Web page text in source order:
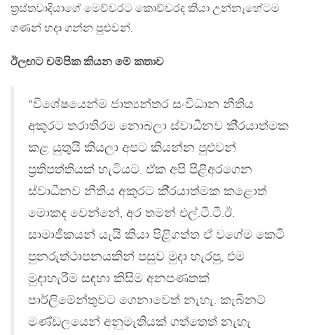
ත්‍රස්තවාදියාගේ මෙච්චරට කොච්චරද කියා උන්නැහේටම
ගණන් හදා ගන්න පුළුවන්.
ඊලඟට චම්පික කියන මේ කතාව
“විශේෂයෙන්ම ජාත්‍යන්තර සංවිධාන නීතිය
අකුරට තරාතිරම නොබලා ස්වාධීනව කි‍්‍රයාත්මක
කළ යුතුයි කියලා අපට කියන්න පුළුවන්
ප‍්‍රතිපත්තියක් හැටියට. ඒක අපි පිළිඅරගෙන
ස්වාධීනව නීතිය අකුරට කි‍්‍රයාත්මක කළොත්
මොකද වෙන්නේ, අර තමන් එල්.ටී.ටී.ඊ.
සාමාජිකයන් යැයි කියා පිළිගත්ත ඒ වගේම කෙටි
පුනරුත්ථාපනයකින් පසුව මුදා හැරපු, එම
මුදාහැරීම සඳහා කිසිම අනපණතක්
පාර්ලිමේන්තුවට ගෙනාවෙත් නැහැ. කැබිනට්
මණ්ඩලයෙන් අනුමැතියක් ගත්තෙත් නැහැ